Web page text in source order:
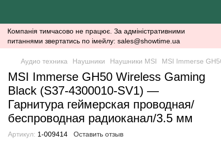
Компанія тимчасово не працює. За адміністративними
питаннями звертатись по імейлу: sales@showtime.ua
Аудио техника Наушники Наушники MSI MSI Immerse
MSI Immerse GH50 Wireless Gaming
Black (S37-4300010-SV1) —
Гарнитура геймерская проводная/
беспроводная радиоканал/3.5 мм
Артикул: 1-009414 Оставить отзыв